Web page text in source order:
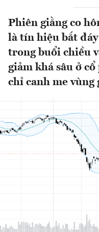
Phiên giằng co
là tín hiệu bắt
trong buổi chiều
giảm khá sâu ở
chỉ canh me vùng